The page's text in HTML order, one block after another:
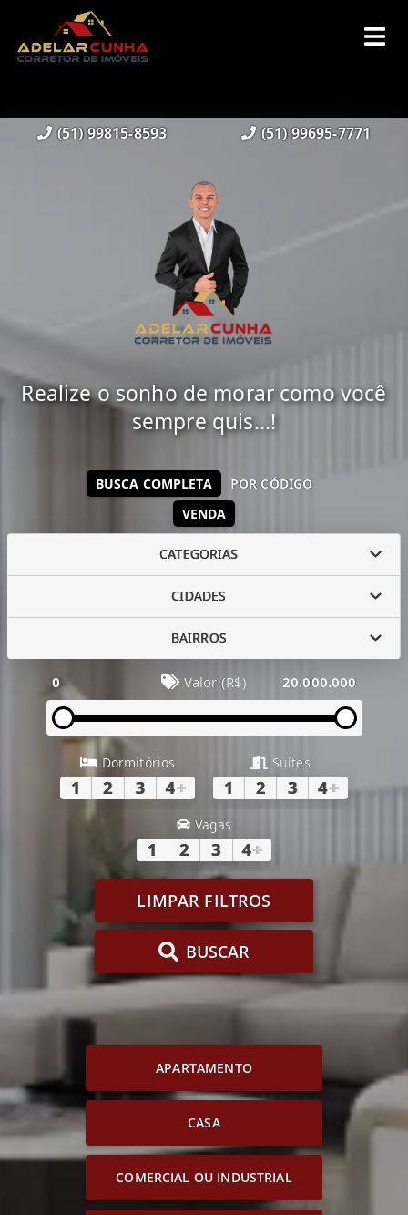
(51) 99815-8593 (51) 99695-7771
Realize o sonho de morar como você
sempre quis...!
VENDA
BUSCA COMPLETA POR CÓDIGO
CATEGORIAS
CIDADES
BAIRROS
0 Valor (R$) 20.000.000
Dormitórios
1 2 3 4+
Suítes
1 2 3 4+
Vagas
1 2 3 4+
LIMPAR FILTROS
BUSCAR
APARTAMENTO
CASA
COMERCIAL OU INDUSTRIAL